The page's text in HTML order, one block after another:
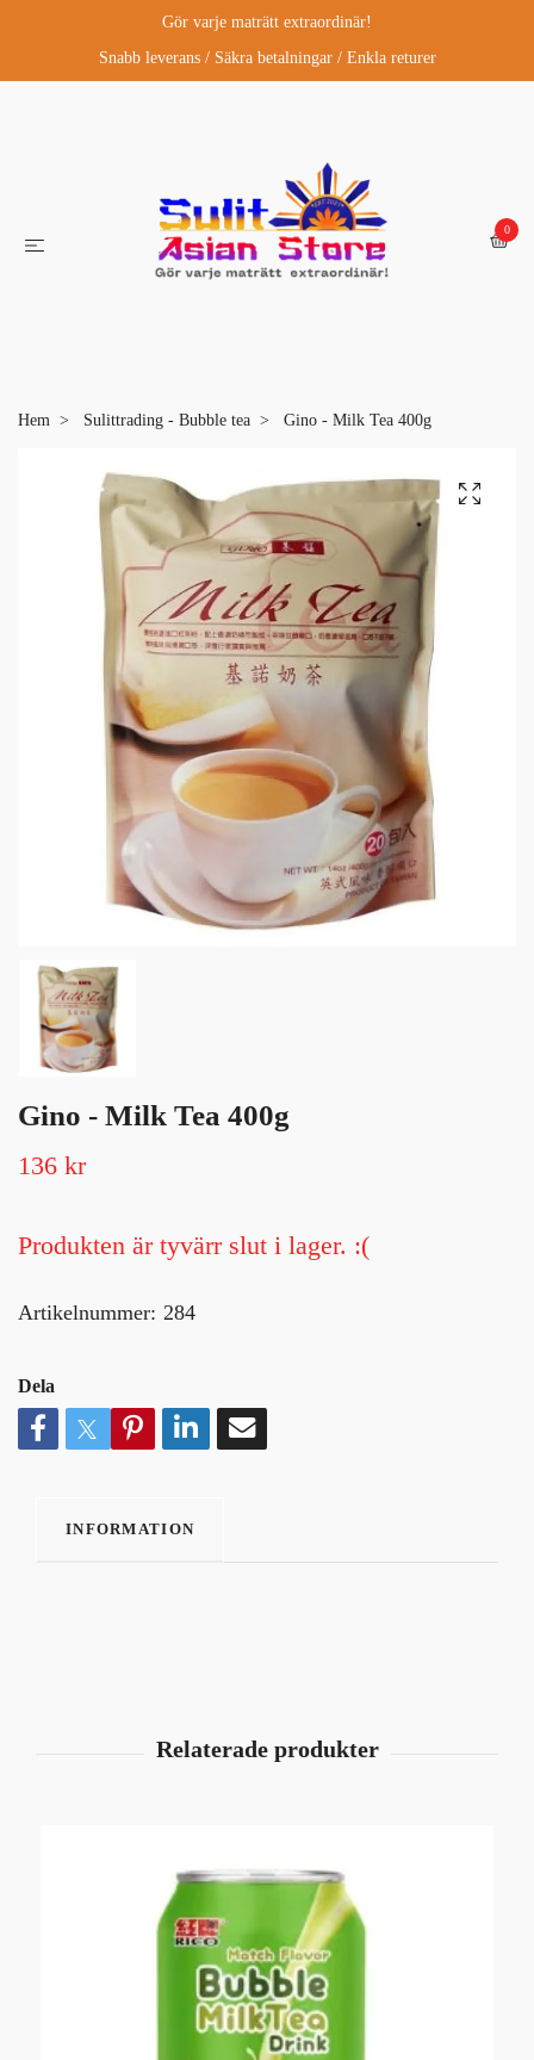
Gör varje maträtt extraordinär!
Snabb leverans / Säkra betalningar / Enkla returer
0
Hem Sulittrading - Bubble tea Gino - Milk Tea 400g
Gino - Milk Tea 400g
136 kr
Produkten är tyvärr slut i lager. :(
Artikelnummer: 284
Dela
INFORMATION